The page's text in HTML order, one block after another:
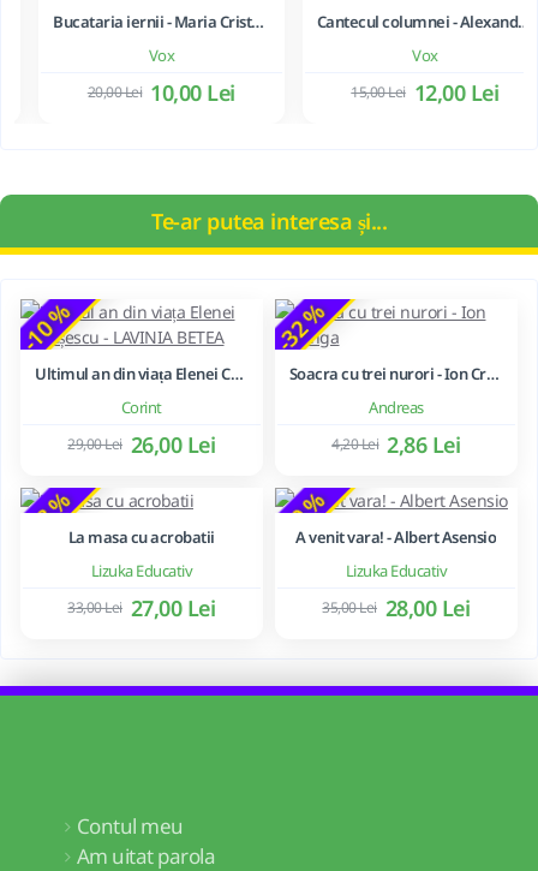
Vox
10,00 Lei Vox
Cantecul columnei - Alexandru Mitru - coperta cu carton subtire
12,00 Lei
15,00 Lei
Te-ar putea interesa și...
-10 %
Corint
Ultimul an din viața Elenei Ceaușescu - LAVINIA BETEA
26,00 Lei
29,00 Lei
-32 %
Andreas
Soacra cu trei nurori - Ion Creanga
2,86 Lei
4,20 Lei
-18 %
Lizuka Educativ
La masa cu acrobatii
27,00 Lei
33,00 Lei
-20 %
Lizuka Educativ
A venit vara! - Albert Asensio
28,00 Lei
35,00 Lei
Contul meu
Am uitat parola